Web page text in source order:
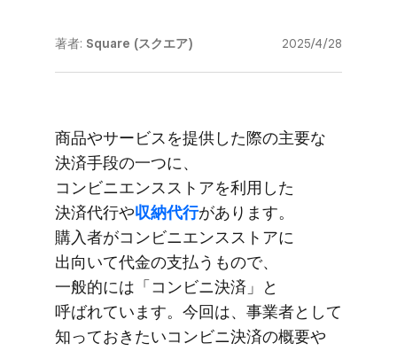
著者: Square (スクエア) 2025/4/28
商品や​サービスを​提供した​際の​主要な​
決済手段の​一つに、​
コンビニエンスストアを​利用した​
決済代行や​収納代行が​あります。​
購入者が​コンビニエンスストアに​
出向いて​代金の​支払う​もので、​
一般的には​「コンビニ決済」と​
呼ばれています。​今回は、​事業者と​して​
知って​おきたい​コンビニ決済の​概要や​